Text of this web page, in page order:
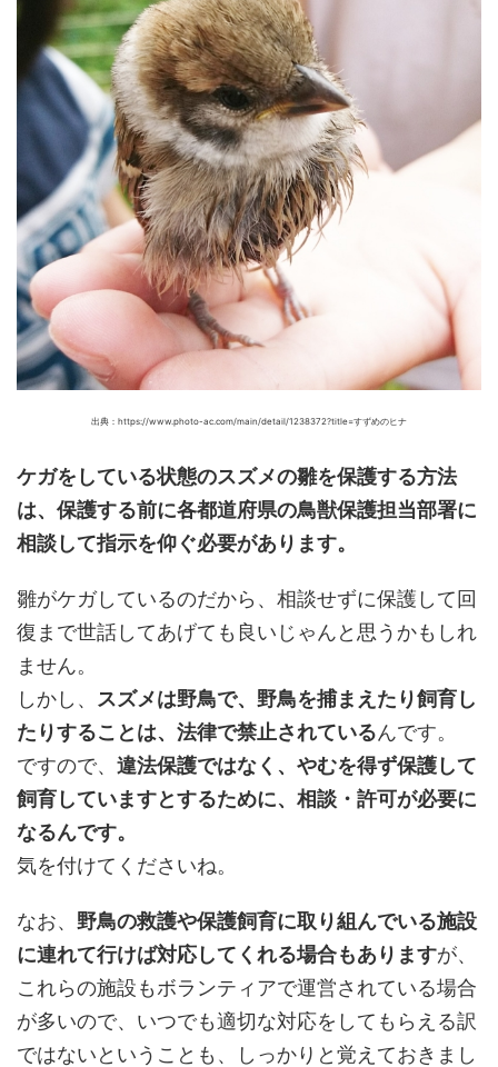
出典：https://www.photo-ac.com/main/detail/1238372?title=すずめのヒナ
ケガをしている状態のスズメの雛を保護する方法
は、 保護する前に各都道府県の鳥獣保護担当部署に
相談して指示を仰ぐ必要があります。
雛がケガしているのだから、相談せずに保護して回
復まで世話してあげても良いじゃんと思うかもしれ
ません。
しかし、 スズメは野鳥で、野鳥を捕まえたり飼育し
たりすることは、法律で禁止されているんです。
ですので、 違法保護ではなく、やむを得ず保護して
飼育していますとするために、相談・許可が必要に
なるんです。
気を付けてくださいね。
なお、 野鳥の救護や保護飼育に取り組んでいる施設
に連れて行けば対応してくれる場合もありますが、
これらの施設もボランティアで運営されている場合
が多いので、いつでも適切な対応をしてもらえる訳
ではないということも、しっかりと覚えておきまし